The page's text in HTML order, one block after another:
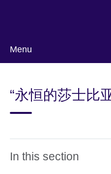
Menu
language
“永恒的莎士比
In this section